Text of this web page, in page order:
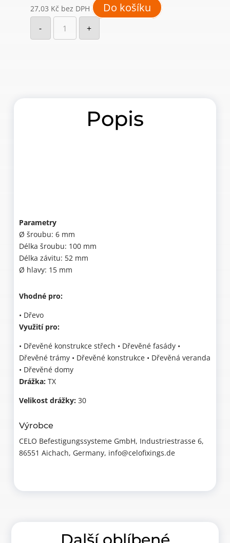
27,03 Kč bez DPH Do košíku
-
IRWIN
Torx
T30-
+
Popis
Parametry
Ø šroubu: 6 mm
Délka šroubu: 100 mm
Délka závitu: 52 mm
Ø hlavy: 15 mm
Vhodné pro:
• Dřevo
Využití pro:
• Dřevěné konstrukce střech • Dřevěné fasády •
Dřevěné trámy • Dřevěné konstrukce • Dřevěná veranda
• Dřevěné domy
Drážka: TX
Velikost drážky: 30
Výrobce
CELO Befestigungssysteme GmbH, Industriestrasse 6,
86551 Aichach, Germany, info@celofixings.de